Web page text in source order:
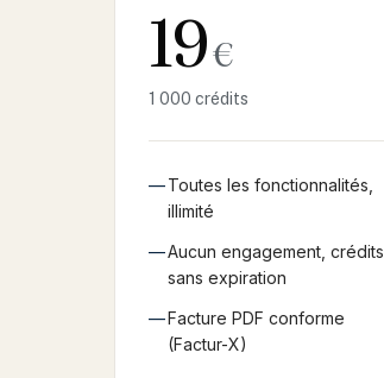
19€
1 000 crédits
—Toutes les fonctionnalités,
illimité
—Aucun engagement, crédits
sans expiration
—Facture PDF conforme
(Factur-X)